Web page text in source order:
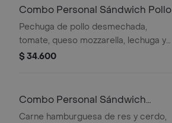
Combo Personal Sándwich Pollo
Pechuga de pollo desmechada,
tomate, queso mozzarella, lechuga y
mayonesa, papas a la francesa y
$ 34.600
Combo Personal Sándwich
Burguer
Carne hamburguesa de res y cerdo,